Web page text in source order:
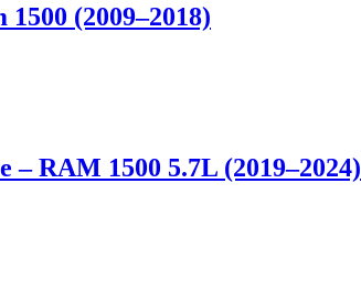
(2009–2018)
RAM 1500 5.7L (2019–2024)